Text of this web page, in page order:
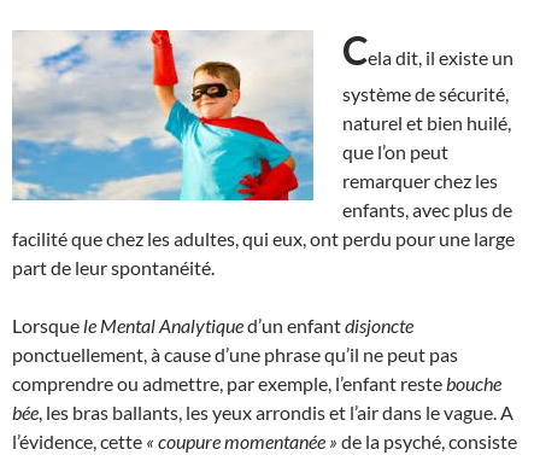
Cela dit, il existe un
système de sécurité,
naturel et bien huilé,
que l’on peut
remarquer chez les
enfants, avec plus de
facilité que chez les adultes, qui eux, ont perdu pour une large
part de leur spontanéité.
Lorsque le Mental Analytiqued’un enfantdisjoncte
ponctuellement, à cause d’une phrase qu’il ne peut pas
comprendre ou admettre, par exemple, l’enfant reste bouche
bée , les bras ballants, les yeux arrondis et l’air dans le vague. A
l’évidence, cette « coupure momentanée » de la psyché, consiste